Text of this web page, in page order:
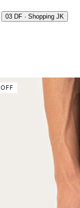
03 DF · Shopping JK
OFF